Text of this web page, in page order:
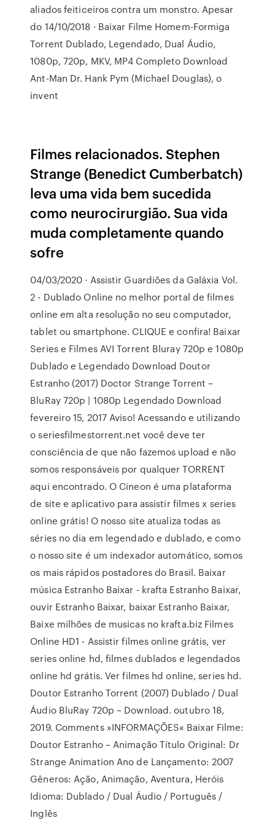
aliados feiticeiros contra um monstro. Apesar
do 14/10/2018 · Baixar Filme Homem-Formiga
Torrent Dublado, Legendado, Dual Áudio,
1080p, 720p, MKV, MP4 Completo Download
Ant-Man Dr. Hank Pym (Michael Douglas), o
invent
Filmes relacionados. Stephen
Strange (Benedict Cumberbatch)
leva uma vida bem sucedida
como neurocirurgião. Sua vida
muda completamente quando
sofre
04/03/2020 · Assistir Guardiões da Galáxia Vol.
2 - Dublado Online no melhor portal de filmes
online em alta resolução no seu computador,
tablet ou smartphone. CLIQUE e confira! Baixar
Series e Filmes AVI Torrent Bluray 720p e 1080p
Dublado e Legendado Download Doutor
Estranho (2017) Doctor Strange Torrent –
BluRay 720p | 1080p Legendado Download
fevereiro 15, 2017 Aviso! Acessando e utilizando
o seriesfilmestorrent.net você deve ter
consciência de que não fazemos upload e não
somos responsáveis por qualquer TORRENT
aqui encontrado. O Cineon é uma plataforma
de site e aplicativo para assistir filmes x series
online grátis! O nosso site atualiza todas as
séries no dia em legendado e dublado, e como
o nosso site é um indexador automático, somos
os mais rápidos postadores do Brasil. Baixar
música Estranho Baixar - krafta Estranho Baixar,
ouvir Estranho Baixar, baixar Estranho Baixar,
Baixe milhões de musicas no krafta.biz Filmes
Online HD1 - Assistir filmes online grátis, ver
series online hd, filmes dublados e legendados
online hd grátis. Ver filmes hd online, series hd.
Doutor Estranho Torrent (2007) Dublado / Dual
Áudio BluRay 720p – Download. outubro 18,
2019. Comments »INFORMAÇÕES« Baixar Filme:
Doutor Estranho – Animação Título Original: Dr
Strange Animation Ano de Lançamento: 2007
Gêneros: Ação, Animação, Aventura, Heróis
Idioma: Dublado / Dual Áudio / Português /
Inglês